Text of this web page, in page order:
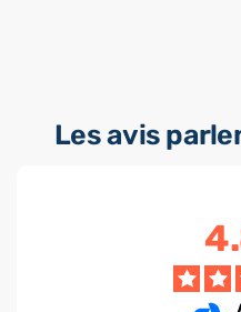
Les avis